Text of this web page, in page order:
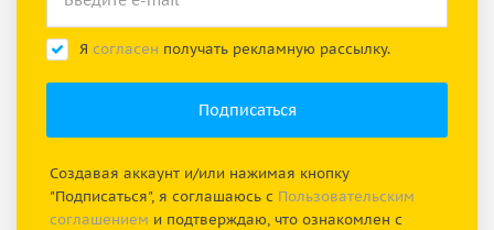
Я согласен получать рекламную рассылку.
Создавая аккаунт и/или нажимая кнопку
"Подписаться", я соглашаюсь с Пользовательским
соглашением и подтверждаю, что ознакомлен с